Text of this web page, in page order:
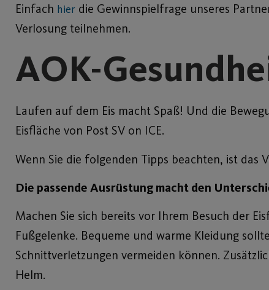
Einfach hier die Gewinnspielfrage unseres
Verlosung teilnehmen.
AOK-
Laufen auf dem Eis macht Spaß! Und die
Eisfläche von Post SV on ICE.
Wenn Sie die folgenden Tipps beachten, ist das
Die passende Ausrüstung macht den
Machen Sie sich bereits vor Ihrem Besuch der
Fußgelenke. Bequeme und warme Kleidung
Schnittverletzungen vermeiden können.
Helm.